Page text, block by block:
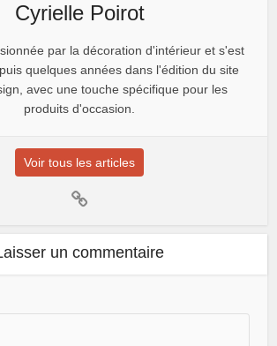
Cyrielle Poirot
par la décoration d'intérieur et s'est
quelques années dans l'édition du site
avec une touche spécifique pour les
produits d'occasion.
Voir tous les articles
un commentaire